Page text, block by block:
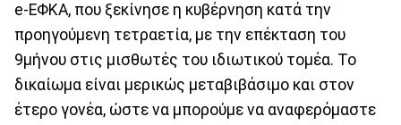
e-ΕΦΚΑ, που ξεκίνησε η κυβέρνηση κατά την
προηγούμενη τετραετία, με την επέκταση του
9μήνου στις μισθωτές του ιδιωτικού τομέα. Το
δικαίωμα είναι μερικώς μεταβιβάσιμο και στον
έτερο γονέα, ώστε να μπορούμε να αναφερόμαστε